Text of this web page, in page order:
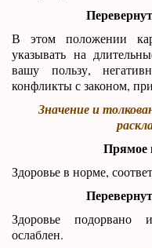
В этом положении
указывать на
вашу пользу,
конфликты с законом,
Значение и
Прямое
Здоровье в норме,
Здоровье подорвано
ослаблен.